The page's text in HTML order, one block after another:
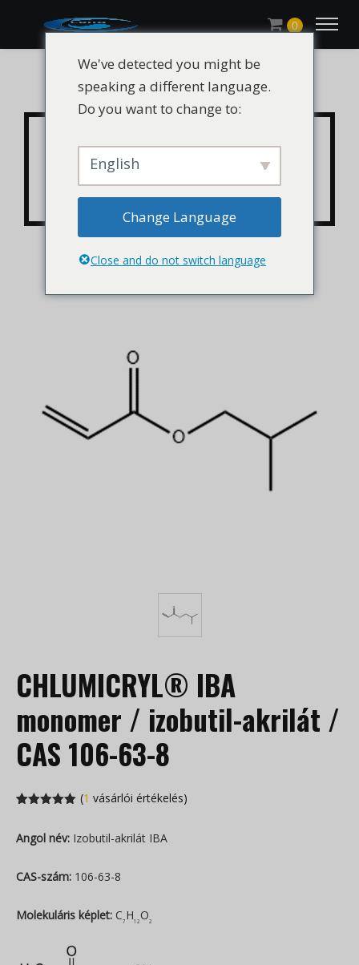
0
CHLUMICRYL® IBA
monomer / izobutil-
akrilát / CAS 106-63-8
CHLUMICRYL® IBA
monomer / izobutil-akrilát /
CAS 106-63-8
ből
vásárlói
alapján
(1 vásárlói értékelés)
Angol név: Izobutil-akrilát IBA
CAS-szám: 106-63-8
Molekuláris képlet: C7 H12 O2
We've detected you might be
speaking a different language.
Do you want to change to:
English
Change Language
Close and do not switch language